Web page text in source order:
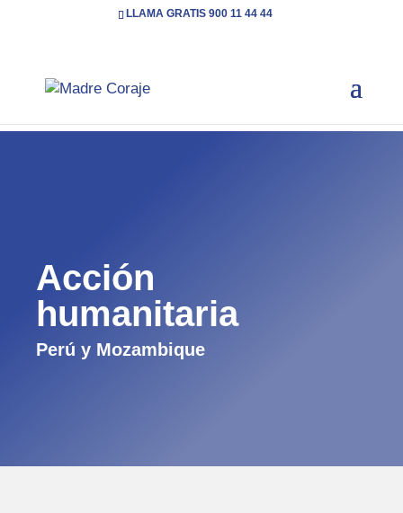
LLAMA GRATIS 900 11 44 44
Inicio 5 Qué hacemos
( Page
Acción
humanitaria
Perú y Mozambique